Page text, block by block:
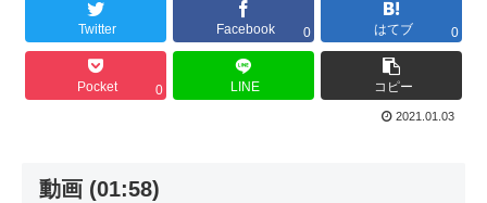
Twitter Facebook 0 はてブ 0
Pocket 0 LINE コピー
2021.01.03
動画 (01:58)